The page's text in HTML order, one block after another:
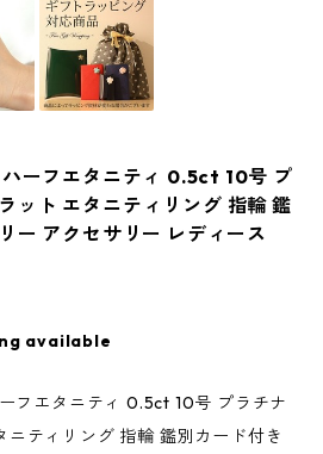
ーフエタニティ 0.5ct 10号 プ
ット エタニティリング 指輪 鑑
ー アクセサリー レディース
available
フエタニティ 0.5ct 10号 プラチナ
ティリング 指輪 鑑別カード付き